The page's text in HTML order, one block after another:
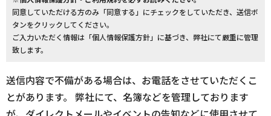
同意していただける方のみ「同意する」にチェックをしていただき、送信ボ
タンをクリックしてください。
ご入力いただく情報は「個人情報保護方針」に基づき、弊社にて厳重に管理
致します。
送信内容で不備がある場合は、お電話をさせていただくこ
とがあります。 弊社にて、名簿などを管理しております